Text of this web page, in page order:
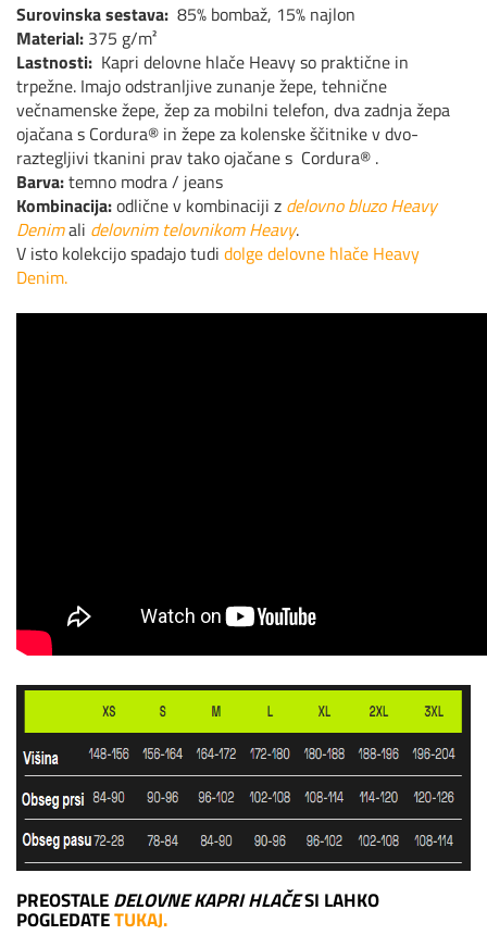
Surovinska sestava: 85% bombaž, 15% najlon
Material: 375 g/m²
Lastnosti: Kapri delovne hlače Heavy so praktične in
trpežne. Imajo odstranljive zunanje žepe, tehnične
večnamenske žepe, žep za mobilni telefon, dva zadnja žepa
ojačana s Cordura® in žepe za kolenske ščitnike v dvo-
raztegljivi tkanini prav tako ojačane s Cordura® .
Barva:temno modra / jeans
Kombinacija:odlične v kombinaciji z delovno bluzo Heavy
Denimali delovnim telovnikom Heavy.
V isto kolekcijo spadajo tudi dolge delovne hlače Heavy
Denim.
PREOSTALEDELOVNE KAPRI HLAČESI LAHKO
POGLEDATETUKAJ.